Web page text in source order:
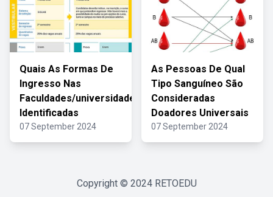
Quais As Formas De
Ingresso Nas
Faculdades/universidades
Identificadas
07 September 2024
As Pessoas De Qual
Tipo Sanguíneo São
Consideradas
Doadores Universais
07 September 2024
Copyright © 2024 RETOEDU